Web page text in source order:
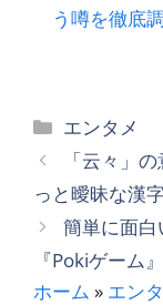
う噂を徹底
カ
テ
ゴ
リ
ー
エンタメ
「云々」
っと曖昧な漢
簡単に面白
『Pokiゲーム
ホーム » エン